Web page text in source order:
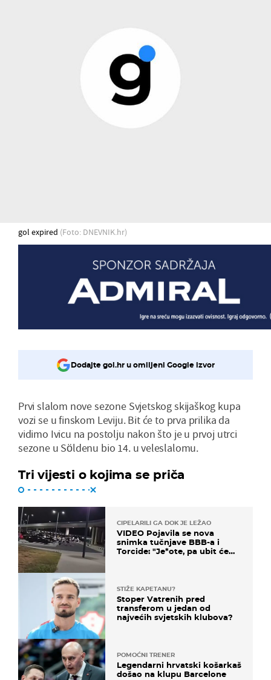
gol expired (Foto: DNEVNIK.hr)
Dodajte gol.hr u omiljeni Google izvor
Prvi slalom nove sezone Svjetskog skijaškog kupa
vozi se u finskom Leviju. Bit će to prva prilika da
vidimo Ivicu na postolju nakon što je u prvoj utrci
sezone u Söldenu bio 14. u veleslalomu.
Tri vijesti o kojima se priča
CIPELARILI GA DOK JE LEŽAO
VIDEO Pojavila se nova
snimka tučnjave BBB-a i
Torcide: "Je*ote, pa ubit će
STIŽE KAPETANU?
Stoper Vatrenih pred
transferom u jedan od
najvećih svjetskih klubova?
POMOĆNI TRENER
Legendarni hrvatski košarkaš
došao na klupu Barcelone